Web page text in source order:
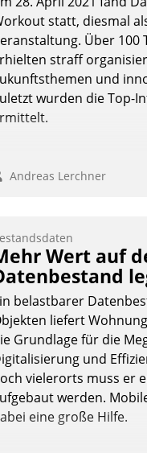
Andreas Lerchner
statt, diesmal
Über 100
straff
und
wurden die Top-
Andreas Lerchner
Wert auf
belastbarer
liefert
Grundlage für die
und
vielerorts muss er
werden.
eine große Hilfe.